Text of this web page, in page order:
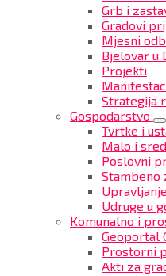
Grb i
Gradovi
Mjesni
Bjelovar u
Projekti
Strategija
Gospodarstvo
Tvrtke i
Malo i
Poslovni
Stambeno
Udruge u
Komunalno i
Geoportal
Prostorni
Akti za